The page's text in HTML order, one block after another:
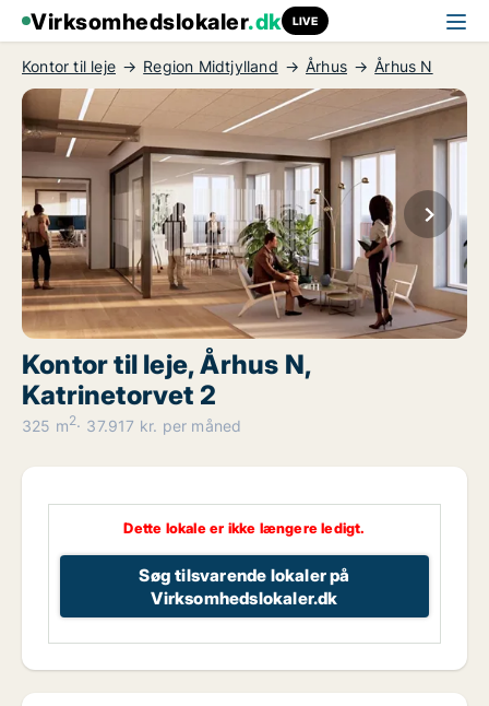
Virksomhedslokaler.dk LIVE
Kontor til leje Region Midtjylland Århus Århus N
Kontor til leje, Århus N,
Katrinetorvet 2
325 m2 37.917 kr. per måned
Dette lokale er ikke længere ledigt.
Søg tilsvarende lokaler på
Virksomhedslokaler.dk